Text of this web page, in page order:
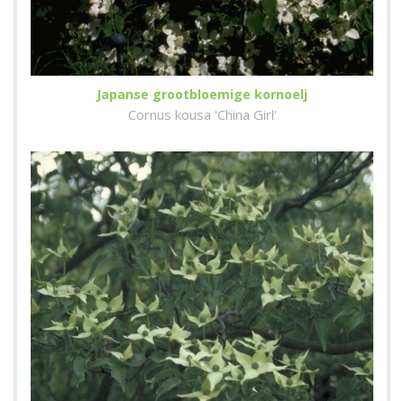
Japanse grootbloemige kornoelj
Cornus kousa 'China Girl'